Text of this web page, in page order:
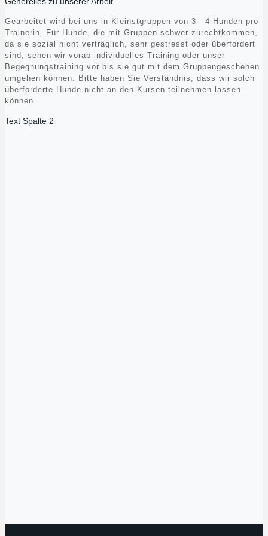
Gearbeitet wird bei uns in Kleinstgruppen von 3 - 4 Hunden pro
Trainerin. Für Hunde, die mit Gruppen schwer zurechtkommen,
da sie sozial nicht verträglich, sehr gestresst oder überfordert
sind, sehen wir vorab individuelles Training oder unser
Begegnungstraining vor bis sie gut mit dem Gruppengeschehen
umgehen können. Bitte haben Sie Verständnis, dass wir solch
überforderte Hunde nicht an den Kursen teilnehmen lassen
können.
Text Spalte 2